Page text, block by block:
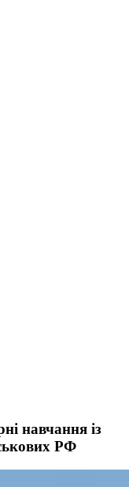
навчання із
РФ